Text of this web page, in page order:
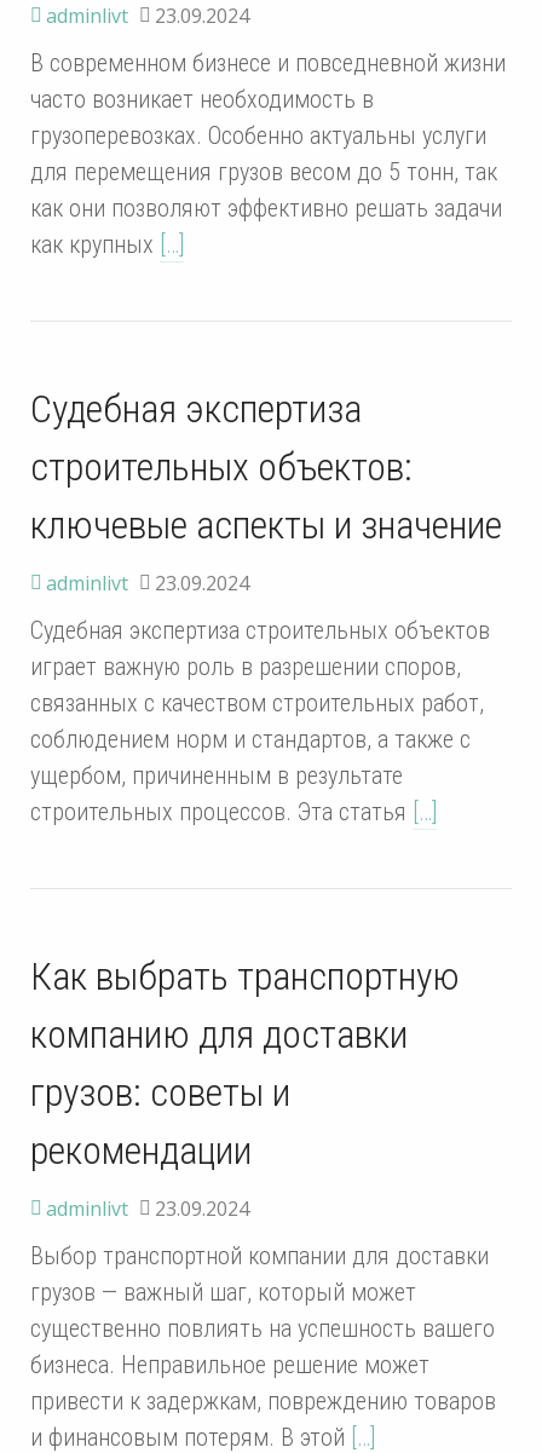
adminlivt 23.09.2024
В современном бизнесе и повседневной жизни
часто возникает необходимость в
грузоперевозках. Особенно актуальны услуги
для перемещения грузов весом до 5 тонн, так
как они позволяют эффективно решать задачи
как крупных […]
Судебная экспертиза
строительных объектов:
ключевые аспекты и значение
adminlivt 23.09.2024
Судебная экспертиза строительных объектов
играет важную роль в разрешении споров,
связанных с качеством строительных работ,
соблюдением норм и стандартов, а также с
ущербом, причиненным в результате
строительных процессов. Эта статья […]
Как выбрать транспортную
компанию для доставки
грузов: советы и
рекомендации
adminlivt 23.09.2024
Выбор транспортной компании для доставки
грузов — важный шаг, который может
существенно повлиять на успешность вашего
бизнеса. Неправильное решение может
привести к задержкам, повреждению товаров
и финансовым потерям. В этой […]